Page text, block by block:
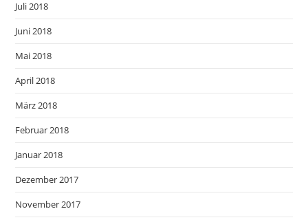
Juli 2018
Juni 2018
Mai 2018
April 2018
März 2018
Februar 2018
Januar 2018
Dezember 2017
November 2017